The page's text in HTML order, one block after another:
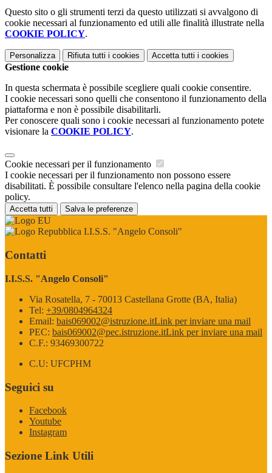
Questo sito o gli strumenti terzi da questo utilizzati si avvalgono di
cookie necessari al funzionamento ed utili alle finalità illustrate nella
COOKIE POLICY.
Personalizza Rifiuta tutti i cookies Accetta tutti i cookies
Gestione cookie
In questa schermata è possibile scegliere quali cookie consentire.
I cookie necessari sono quelli che consentono il funzionamento della
piattaforma e non è possibile disabilitarli.
Per conoscere quali sono i cookie necessari al funzionamento potete
visionare la COOKIE POLICY.
Cookie necessari per il funzionamento
I cookie necessari per il funzionamento non possono essere
disabilitati. È possibile consultare l'elenco nella pagina della cookie
policy.
Accetta tutti Salva le preferenze
I.I.S.S. "Angelo Consoli"
Contatti
I.I.S.S. "Angelo Consoli"
Via Rosatella, 7 - 70013 Castellana Grotte (BA, Italia)
Tel: +39/0804964324
Email: bais069002@istruzione.itLink per inviare una mail
PEC: bais069002@pec.istruzione.itLink per inviare una mail
C.F.: 93469300722
C.U: UFCPHM
Seguici su
Facebook
Youtube
Instagram
Sezione Link Utili